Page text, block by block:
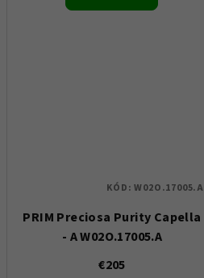
PRIM Preciosa Purity Capella
- A W02O.17005.A
€205
KÓD:W02O.17005.A